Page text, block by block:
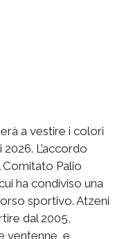
a vestire i colori
L’accordo
Comitato Palio
ha condiviso una
sportivo. Atzeni
dal 2005,
ventenne, e